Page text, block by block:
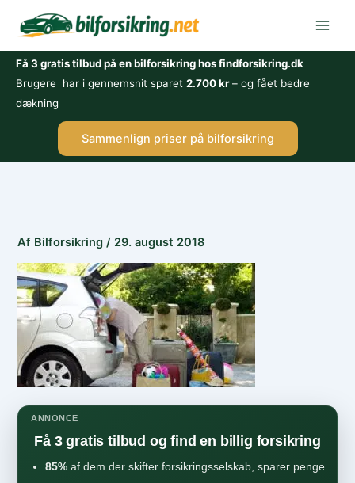
Få 3 gratis tilbud på en bilforsikring hos findforsikring.dk
Brugere har i gennemsnit sparet 2.700 kr– og fået bedre
dækning
Sammenlign priser på bilforsikring
Af Bilforsikring/ 29. august 2018
ANNONCE
Få 3 gratis tilbud og find en billig forsikring
85% af dem der skifter forsikringsselskab, sparer penge